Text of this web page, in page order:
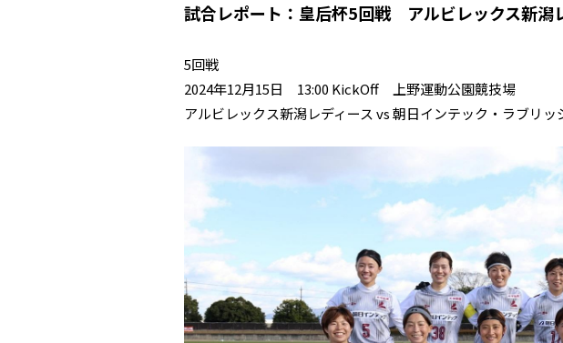
試合レポート：皇后杯5回戦 アルビレックス新潟
5回戦
2024年12月15日 13:00 KickOff 上野運動公園競技場
アルビレックス新潟レディース vs 朝日インテック・ラブリッ